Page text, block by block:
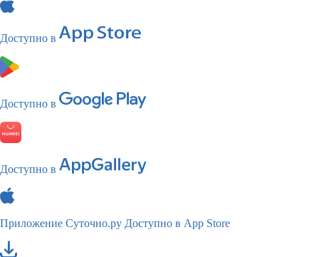
Доступно в
Доступно в
Доступно в
Приложение Суточно.ру Доступно в App Store